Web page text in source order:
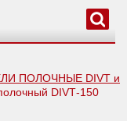
ПОЛОЧНЫЕ DIVТ и
DIVТ-150